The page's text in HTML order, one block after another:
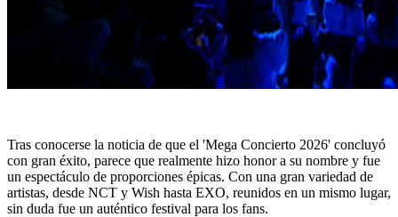
Tras conocerse la noticia de que el 'Mega Concierto 2026' concluyó
con gran éxito, parece que realmente hizo honor a su nombre y fue
un espectáculo de proporciones épicas. Con una gran variedad de
artistas, desde NCT y Wish hasta EXO, reunidos en un mismo lugar,
sin duda fue un auténtico festival para los fans.